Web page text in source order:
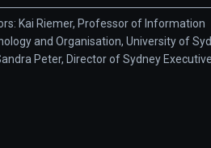
Kai Riemer, Professor of Information
and Organisation, University of
Peter, Director of Sydney